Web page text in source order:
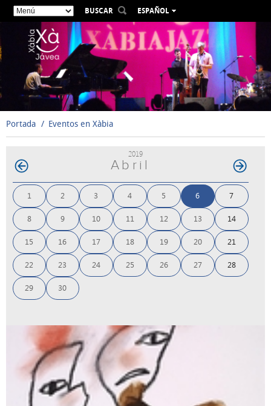
BUSCAR
ESPAÑOL
VALENCIÀ
ENGLISH
DEUTSCH
РУССКИЙ
Portada Eventos en Xàbia
2019
Abril
1 2 3 4 5 6 7
8 9 10 11 12 13 14
15 16 17 18 19 20 21
22 23 24 25 26 27 28
29 30